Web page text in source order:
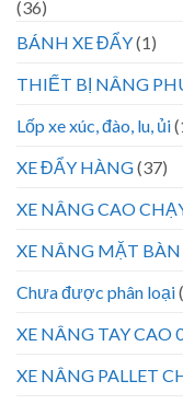
(36)
BÁNH XE ĐẨY(1)
THIẾT BỊ NÂNG
Lốp xe xúc, đào, lu, ủi
XE ĐẨY HÀNG(37)
XE NÂNG CAO
XE NÂNG MẶT
Chưa được phân loại
XE NÂNG TAY CAO
XE NÂNG PALLET